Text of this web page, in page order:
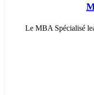
Le MBA Spécialisé